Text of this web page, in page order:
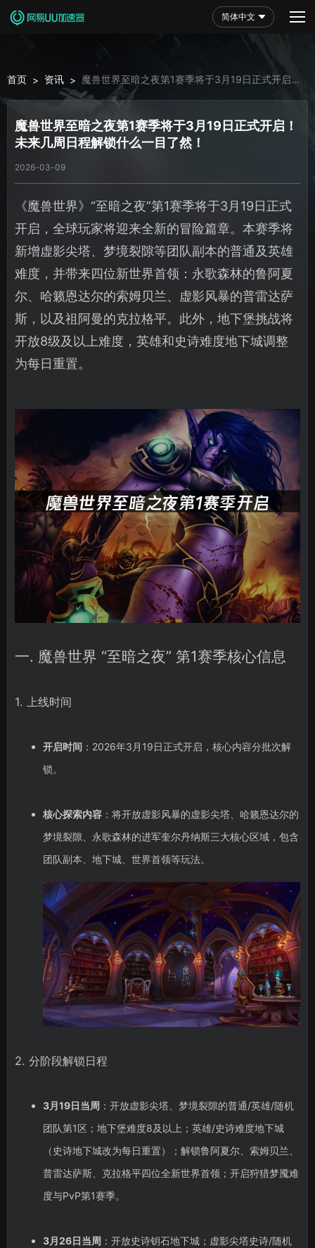
简体中文
首页 > 资讯 > 魔兽世界至暗之夜第1赛季将于3月19日正式开启！
未来几周日程解锁什么一目了然！
魔兽世界至暗之夜第1赛季将于3月19日正式开启！
未来几周日程解锁什么一目了然！
2026-03-09
《魔兽世界》“至暗之夜”第1赛季将于3月19日正式
开启，全球玩家将迎来全新的冒险篇章。本赛季将
新增虚影尖塔、梦境裂隙等团队副本的普通及英雄
难度，并带来四位新世界首领：永歌森林的鲁阿夏
尔、哈籁恩达尔的索姆贝兰、虚影风暴的普雷达萨
斯，以及祖阿曼的克拉格平。此外，地下堡挑战将
开放8级及以上难度，英雄和史诗难度地下城调整
为每日重置。
一. 魔兽世界 “至暗之夜” 第1赛季核心信息
1. 上线时间
开启时间 ：2026年3月19日正式开启，核心内容分批次解
锁。
核心探索内容：将开放虚影风暴的虚影尖塔、哈籁恩达尔的
梦境裂隙、永歌森林的进军奎尔丹纳斯三大核心区域，包含
团队副本、地下城、世界首领等玩法。
2. 分阶段解锁日程
3月19日当周 ：开放虚影尖塔、梦境裂隙的普通/英雄/随机
团队第1区；地下堡难度8及以上；英雄/史诗难度地下城
（史诗地下城改为每日重置）；解锁鲁阿夏尔、索姆贝兰、
普雷达萨斯、克拉格平四位全新世界首领；开启狩猎梦魇难
度与PvP第1赛季。
3月26日当周 ：开放史诗钥石地下城；虚影尖塔史诗/随机